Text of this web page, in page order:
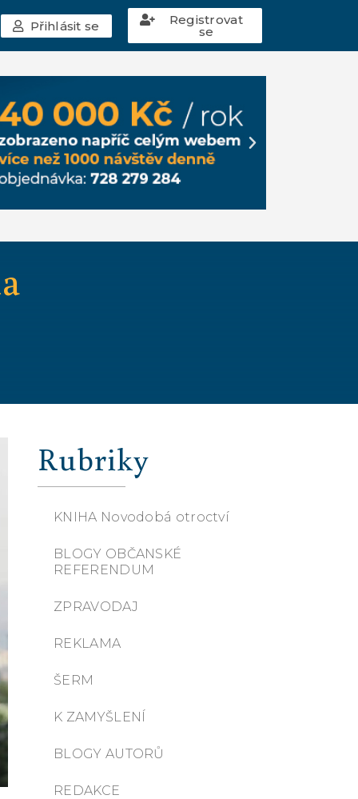
Přihlásit se Registrovat
se
Rubriky
KNIHA Novodobá otroctví
BLOGY OBČANSKÉ
REFERENDUM
ZPRAVODAJ
REKLAMA
ŠERM
K ZAMYŠLENÍ
BLOGY AUTORŮ
REDAKCE